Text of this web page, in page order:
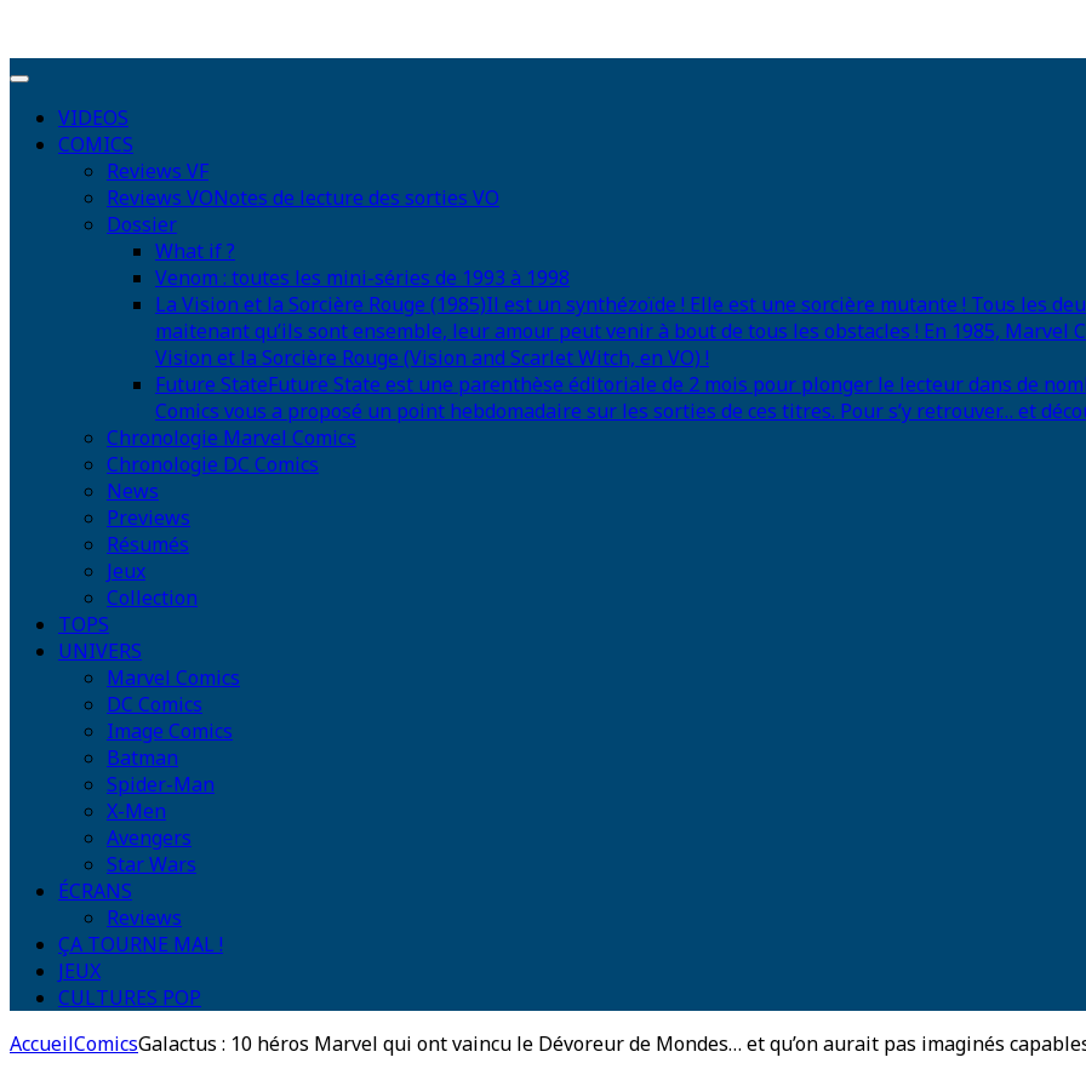
VIDEOS
COMICS
Reviews VF
Reviews VONotes de lecture des sorties VO
Dossier
What if ?
Venom : toutes les mini-séries de 1993 à 1998
La Vision et la Sorcière Rouge (1985)Il est un synthézoïde ! Elle est une sorcière mutante ! Tous les
maitenant qu’ils sont ensemble, leur amour peut venir à bout de tous les obstacles ! En 1985, Marvel
Vision et la Sorcière Rouge (Vision and Scarlet Witch, en VO) !
Future StateFuture State est une parenthèse éditoriale de 2 mois pour plonger le lecteur dans de
Comics vous a proposé un point hebdomadaire sur les sorties de ces titres. Pour s’y retrouver… et
Chronologie Marvel Comics
Chronologie DC Comics
News
Previews
Résumés
Jeux
Collection
TOPS
UNIVERS
Marvel Comics
DC Comics
Image Comics
Batman
Spider-Man
X-Men
Avengers
Star Wars
ÉCRANS
Reviews
ÇA TOURNE MAL !
JEUX
CULTURES POP
AccueilComicsGalactus : 10 héros Marvel qui ont vaincu le Dévoreur de Mondes… et qu’on aurait pas imaginés